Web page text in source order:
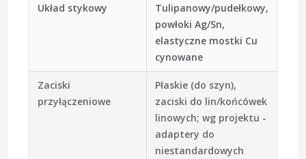
Układ stykowy
Tulipanowy/pudełkowy,
powłoki Ag/Sn,
elastyczne mostki Cu
cynowane
Zaciski
przyłączeniowe
Płaskie (do szyn),
zaciski do lin/końcówek
linowych; wg projektu -
adaptery do
niestandardowych